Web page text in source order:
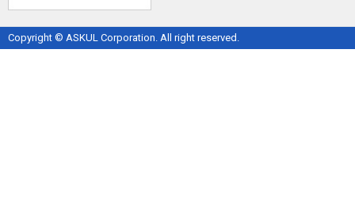
Copyright © ASKUL Corporation. All right reserved.